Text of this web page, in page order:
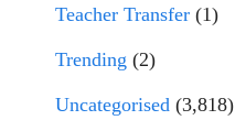
Teacher Transfer (1)
Trending (2)
Uncategorised (3,818)